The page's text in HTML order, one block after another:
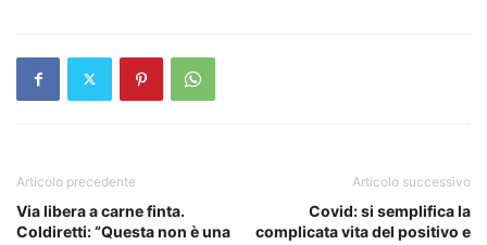
Articolo precedente
Via libera a carne finta.
Coldiretti: “Questa non è una
Articolo successivo
Covid: si semplifica la
complicata vita del positivo e